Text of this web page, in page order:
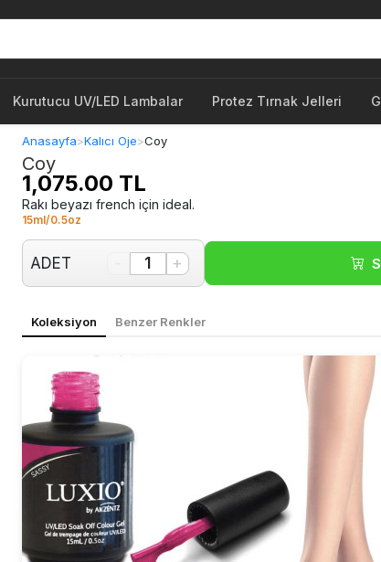
Kurutucu UV/LED Lambalar Protez Tırnak Jelleri
Anasayfa>Kalıcı Oje>Coy
Coy
1,075.00 TL
Rakı beyazı french için ideal.
15ml/0.5oz
ADET 1 +
Koleksiyon Benzer Renkler